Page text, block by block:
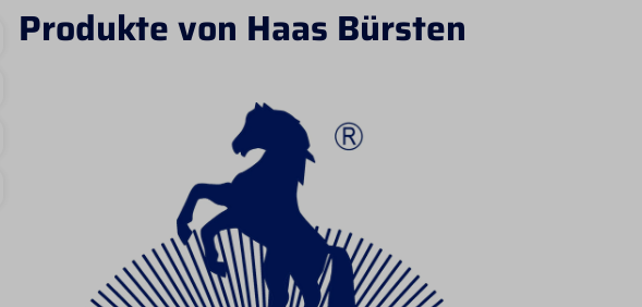
Produkte von Haas Bürsten